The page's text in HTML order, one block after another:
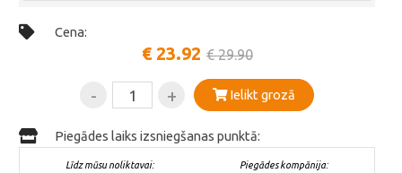
Cena:
€ 23.92 € 29.90
- + Ielikt grozā
Piegādes laiks izsniegšanas punktā:
Līdz mūsu noliktavai: Piegādes kompānija: